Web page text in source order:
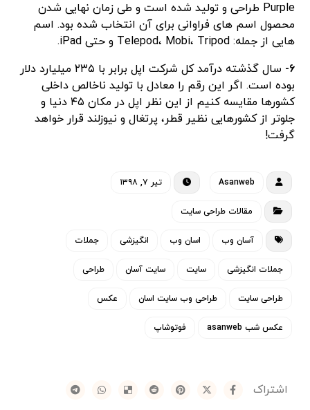
Purple طراحی و تولید شده است و طی زمان نهایی شدن
محصول اسم های فراوانی برای آن انتخاب شده بود. اسم
هایی از جمله: Telepod، Mobi، Tripod و حتی iPad.
۶-
سال گذشته درآمد کل شرکت اپل برابر با ۲۳۵ میلیارد دلار
بوده است. اگر این رقم را معادل با تولید ناخالص داخلی
کشورها مقایسه کنیم از این نظر اپل در مکان ۴۵ دنیا و
جلوتر از کشورهایی نظیر قطر، پرتغال و نیوزلند قرار خواهد
گرفت!
Asanweb تیر ۷, ۱۳۹۸
مقالات طراحی سایت
آسان وب اسان وب انگیزشی جملات
جملات انگیزشی سایت سایت آسان طراحی
طراحی سایت طراحی وب سایت اسان عکس
عکس شب asanweb فوتوشاپ